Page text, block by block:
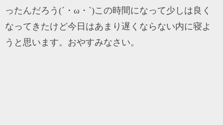
ったんだろう(´・ω・`)この時間になって少しは良く
なってきたけど今日はあまり遅くならない内に寝よ
うと思います。おやすみなさい。